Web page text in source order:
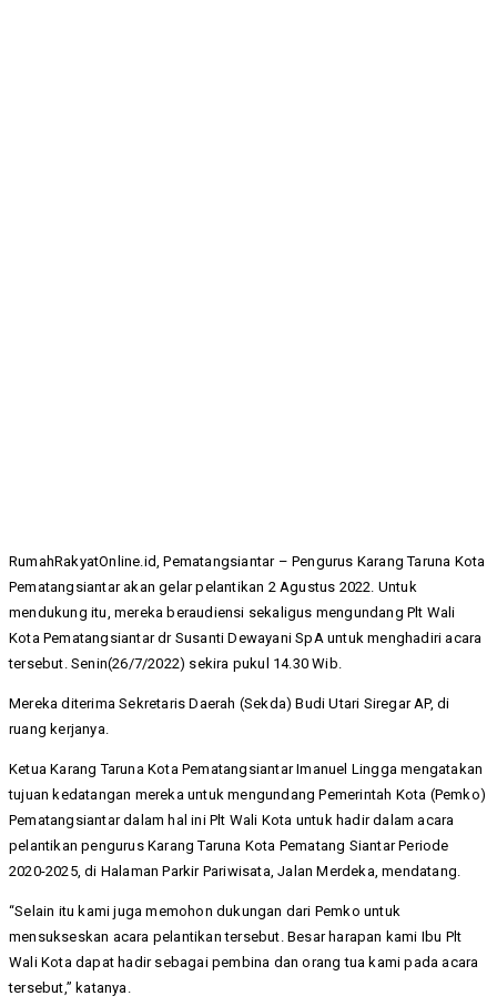
RumahRakyatOnline.id, Pematangsiantar – Pengurus Karang Taruna Kota
Pematangsiantar akan gelar pelantikan 2 Agustus 2022. Untuk
mendukung itu, mereka beraudiensi sekaligus mengundang Plt Wali
Kota Pematangsiantar dr Susanti Dewayani SpA untuk menghadiri acara
tersebut. Senin(26/7/2022) sekira pukul 14.30 Wib.
Mereka diterima Sekretaris Daerah (Sekda) Budi Utari Siregar AP, di
ruang kerjanya.
Ketua Karang Taruna Kota Pematangsiantar Imanuel Lingga mengatakan
tujuan kedatangan mereka untuk mengundang Pemerintah Kota (Pemko)
Pematangsiantar dalam hal ini Plt Wali Kota untuk hadir dalam acara
pelantikan pengurus Karang Taruna Kota Pematang Siantar Periode
2020-2025, di Halaman Parkir Pariwisata, Jalan Merdeka, mendatang.
“Selain itu kami juga memohon dukungan dari Pemko untuk
mensukseskan acara pelantikan tersebut. Besar harapan kami Ibu Plt
Wali Kota dapat hadir sebagai pembina dan orang tua kami pada acara
tersebut,” katanya.